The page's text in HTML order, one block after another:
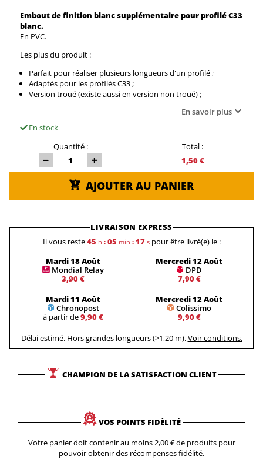
Embout de finition blancsupplémentairepour profilé C33
blanc.
En PVC.
Les plus du produit :
Parfait pour réaliser plusieurs longueurs d'un profilé ;
Adaptés pour les profilés C33 ;
Version troué (existe aussi en version non troué) ;
En savoir plus
En stock
Quantité :
Total :
1,50 €
AJOUTER AU PANIER
LIVRAISON EXPRESS
Il vous reste45 h : 05 min : 17s pour être livré(e) le :
Mardi 18 Août
Mondial Relay
3,90 €
Mercredi 12 Août
DPD
7,90 €
Mardi 11 Août
Chronopost
à partir de9,90 €
Mercredi 12 Août
Colissimo
9,90 €
Délai estimé. Hors grandes longueurs (>1,20 m).Voir conditions.
CHAMPION DE LA SATISFACTION CLIENT
VOS POINTS FIDÉLITÉ
Votre panier doit contenir au moins 2,00 € de produits pour
pouvoir obtenir des récompenses fidélité.